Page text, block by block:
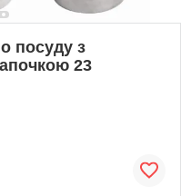
посуду з
23